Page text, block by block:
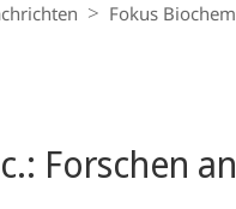
Fokus
Forschen